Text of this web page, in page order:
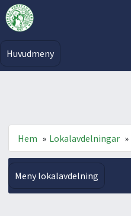
Huvudmeny
Hem » Lokalavdelningar »
Meny lokalavdelning